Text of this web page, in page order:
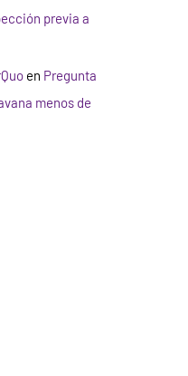
previa a
en Pregunta
menos de